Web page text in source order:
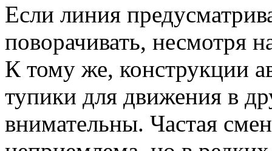
Если линия
поворачивать, несмотря
К тому же, конструкции
тупики для движения в
внимательны. Частая